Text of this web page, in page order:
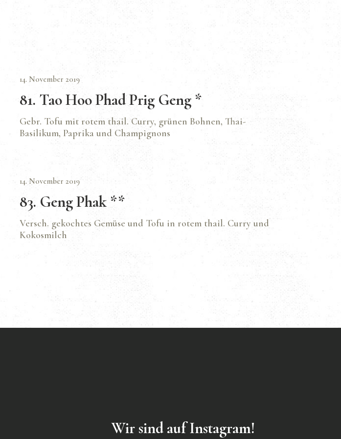
14. November 2019
81. Tao Hoo Phad Prig Geng *
Gebr. Tofu mit rotem thail. Curry, grünen Bohnen, Thai-
Basilikum, Paprika und Champignons
14. November 2019
83. Geng Phak **
Versch. gekochtes Gemüse und Tofu in rotem thail. Curry und
Kokosmilch
Wir sind auf Instagram!